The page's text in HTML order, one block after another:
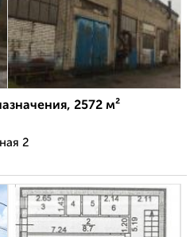
2572 м²
2